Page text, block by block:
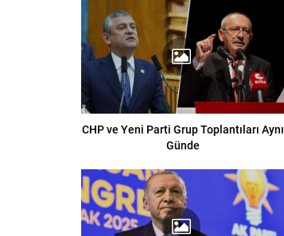
CHP ve Yeni Parti Grup Toplantıları Aynı
Günde